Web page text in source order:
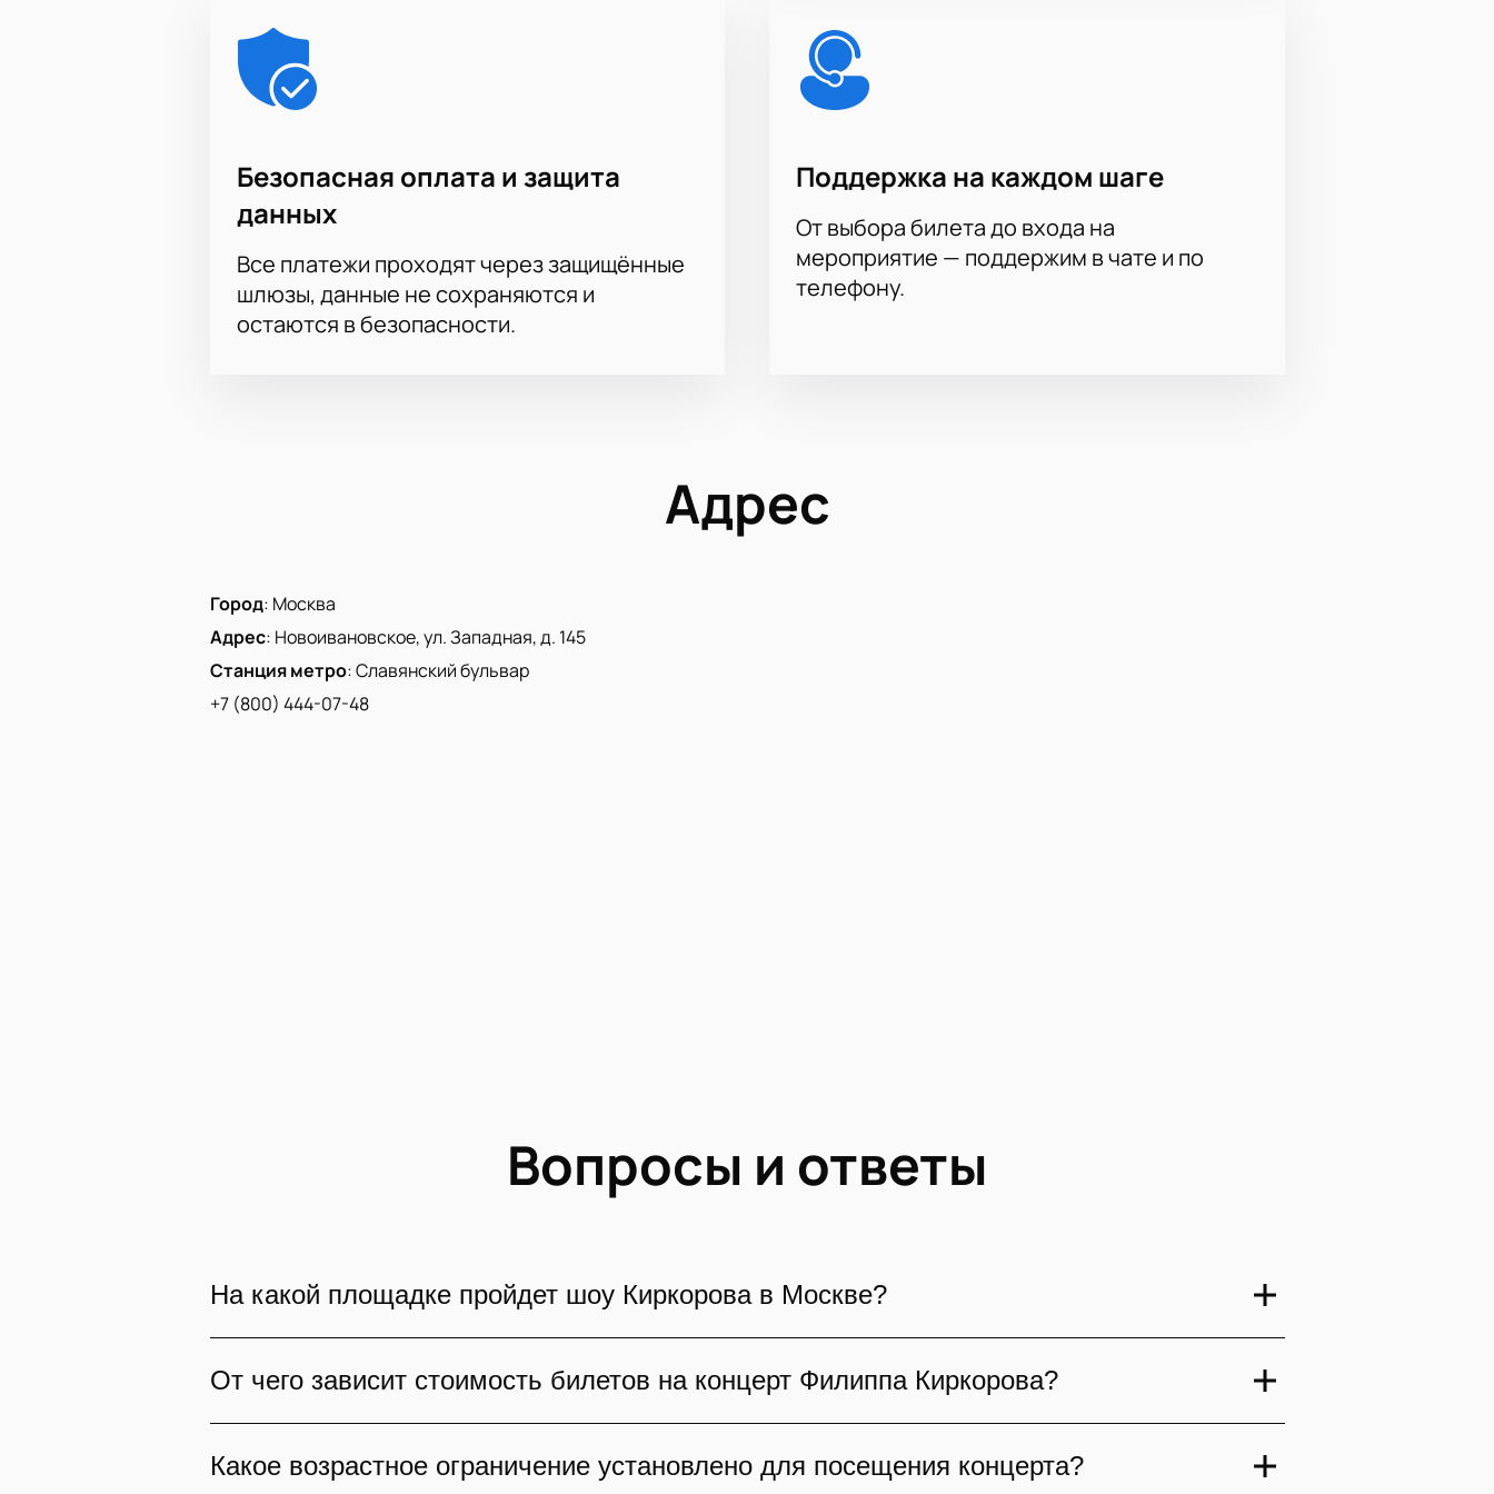
Безопасная оплата и защита
данных
Все платежи проходят через защищённые
шлюзы, данные не сохраняются и
остаются в безопасности.
Поддержка на каждом шаге
От выбора билета до входа на
мероприятие — поддержим в чате и по
телефону.
Адрес
Город: Москва
Адрес: Новоивановское, ул. Западная, д. 145
Станция метро:Славянский бульвар
+7 (800) 444-07-48
Вопросы и ответы
На какой площадке пройдет шоу Киркорова в Москве?
Шоу Киркорова будет проходить на сцене Live Арены. Точное время начала можно уточнить в
расписании события. Программа включает полный сет-лист, поэтому организаторы рекомендуют
приезжать заранее.
От чего зависит стоимость билетов на концерт Филиппа Киркорова?
Цена билетов на концерт Филиппа Киркорова 27, 28 февраля и 1 марта 2026 определяется
выбранной зоной и видом мест. Покупателям доступны партерные ряды, трибуны, VIP и фан-зона.
Какое возрастное ограничение установлено для посещения концерта?